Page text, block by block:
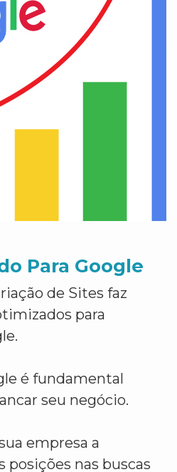
Para Google
de Sites faz
para
é fundamental
seu negócio.
empresa a
posições nas buscas